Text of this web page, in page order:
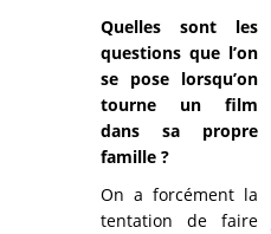
Quelles sont les
questions que l’on
se pose lorsqu’on
tourne un film
dans sa propre
famille ?
On a forcément la
tentation de faire